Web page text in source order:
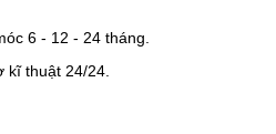
6 - 12 - 24 tháng.
kĩ thuật 24/24.